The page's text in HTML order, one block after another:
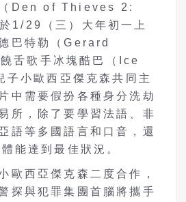
（Den of Thieves 2:
1/29（三）大年初一上
巴特勒（Gerard
舌歌手冰塊酷巴（Ice
小歐西亞傑克森共同主
中需要假扮各種身分洗劫
所，除了要學習法語、非
語等多國語言和口音，還
能達到最佳狀況。
歐西亞傑克森二度合作，
探與犯罪集團首腦將攜手